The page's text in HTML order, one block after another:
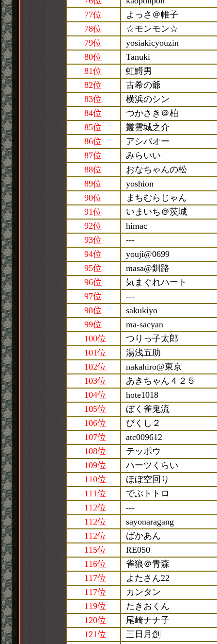
77位
よっさ＠帷子
78位
☆モンモン☆
79位
yosiakicyouzin
80位
Tanuki
81位
虹鱒男
82位
古希の爺
83位
横浜のシン
84位
つかさき＠柏
85位
叢雲城之介
86位
アシバオー
87位
みらいい
88位
おなちゃんの松
89位
yoshion
90位
まちむらじゃん
91位
いまいち＠茨城
92位
himac
93位
---
94位
youji@0699
95位
masa@釧路
96位
気まぐれハート
97位
---
98位
sakukiyo
99位
ma-sacyan
100位
つりっ子太郎
101位
湯浅五助
102位
nakahiro@東京
103位
あきちゃん４２５
104位
hote1018
105位
ぼく雀鬼流
106位
ぴくし２
107位
atc009612
108位
テッポウ
109位
ハーツくらい
110位
ほぼ空回り
111位
でぶトトロ
112位
---
112位
sayonaragang
112位
ばかあん
115位
RE050
116位
雀狼＠青森
117位
よたさん22
117位
カンタン
119位
たきおくん
120位
尾崎ナナ子
121位
三日月創